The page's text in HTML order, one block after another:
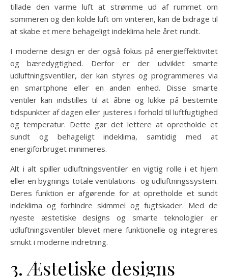
tillade den varme luft at strømme ud af rummet om
sommeren og den kolde luft om vinteren, kan de bidrage til
at skabe et mere behageligt indeklima hele året rundt.
I moderne design er der også fokus på energieffektivitet
og bæredygtighed. Derfor er der udviklet smarte
udluftningsventiler, der kan styres og programmeres via
en smartphone eller en anden enhed. Disse smarte
ventiler kan indstilles til at åbne og lukke på bestemte
tidspunkter af dagen eller justeres i forhold til luftfugtighed
og temperatur. Dette gør det lettere at opretholde et
sundt og behageligt indeklima, samtidig med at
energiforbruget minimeres.
Alt i alt spiller udluftningsventiler en vigtig rolle i et hjem
eller en bygnings totale ventilations- og udluftningssystem.
Deres funktion er afgørende for at opretholde et sundt
indeklima og forhindre skimmel og fugtskader. Med de
nyeste æstetiske designs og smarte teknologier er
udluftningsventiler blevet mere funktionelle og integreres
smukt i moderne indretning.
3. Æstetiske designs